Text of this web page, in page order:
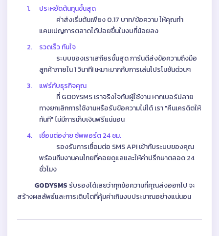
1.
ประหยัดต้นทุนขั้นสุด
ค่าส่งเริ่มต้นเพียง 0.17 บาท/ข้อความ ให้คุณทำ
แคมเปญการตลาดได้บ่อยขึ้นในงบที่น้อยลง
2.
รวดเร็ว ทันใจ
ระบบของเราเสถียรขั้นสุด การันตีส่งข้อความถึงมือ
ลูกค้าภายใน 1 วินาที! เหมาะมากกับการเล่นโปรโมชันด่วนๆ
3.
แฟร์กับธุรกิจคุณ
ที่ GODYSMS เราจริงใจกับผู้ใช้งาน หากเบอร์ปลาย
ทางยกเลิกการใช้งานหรือรับข้อความไม่ได้ เรา "คืนเครดิตให้
ทันที" ไม่มีการเก็บเงินฟรีแน่นอน
4.
เชื่อมต่อง่าย ซัพพอร์ต 24 ชม.
รองรับการเชื่อมต่อ SMS API เข้ากับระบบของคุณ
พร้อมทีมงานคนไทยที่คอยดูแลและให้คำปรึกษาตลอด 24
ชั่วโมง
GODYSMS รับรองได้เลยว่าทุกข้อความที่คุณส่งออกไป จะ
สร้างผลลัพธ์และการเติบโตที่คุ้มค่าเกินงบประมาณอย่างแน่นอน